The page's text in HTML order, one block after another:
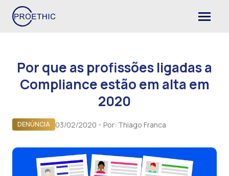
Por que as profissões ligadas a
Compliance estão em alta em
2020
DENÚNCIA 03/02/2020 Por: Thiago Franca